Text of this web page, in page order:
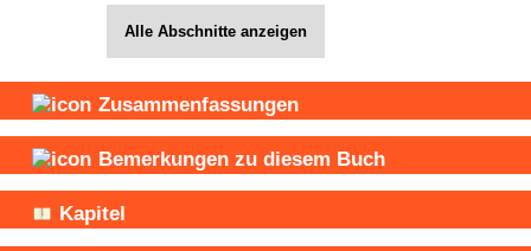
Alle Abschnitte anzeigen
Zusammenfassungen
Bemerkungen zu diesem Buch
Kapitel